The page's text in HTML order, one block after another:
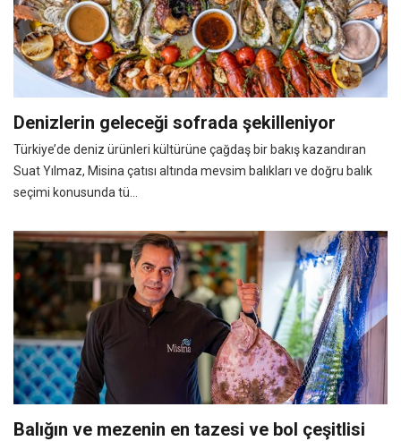
Denizlerin geleceği sofrada şekilleniyor
Türkiye’de deniz ürünleri kültürüne çağdaş bir bakış kazandıran
Suat Yılmaz, Misina çatısı altında mevsim balıkları ve doğru balık
seçimi konusunda tü...
Balığın ve mezenin en tazesi ve bol çeşitlisi